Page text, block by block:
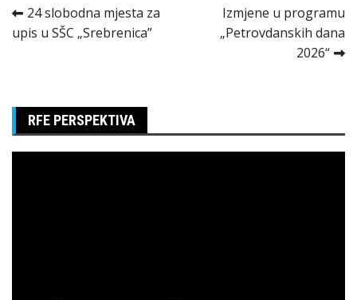
Kretanje
članka
24 slobodna mjesta za
upis u SŠC „Srebrenica”
Izmjene u programu
„Petrovdanskih dana
2026“
RFE PERSPEKTIVA